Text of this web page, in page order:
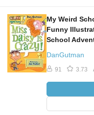
My Weird
Funny
School
DanGutman
91 3.73